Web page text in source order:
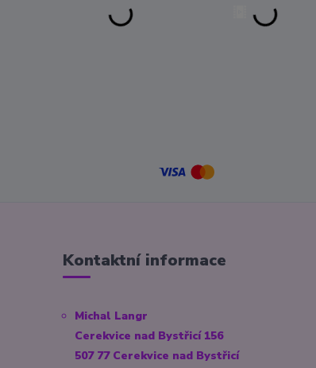
Kontaktní informace
Michal Langr
Cerekvice nad Bystřicí 156
507 77 Cerekvice nad Bystřicí